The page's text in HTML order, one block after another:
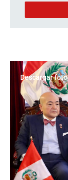
Descargar foto